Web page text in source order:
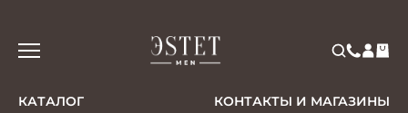
КАТАЛОГ КОНТАКТЫ И МАГАЗИНЫ